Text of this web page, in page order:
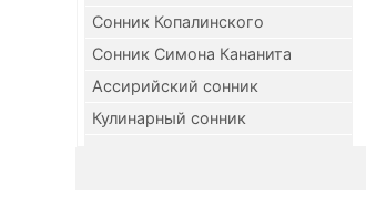
Сонник Копалинского
Сонник Симона Кананита
Ассирийский сонник
Кулинарный сонник